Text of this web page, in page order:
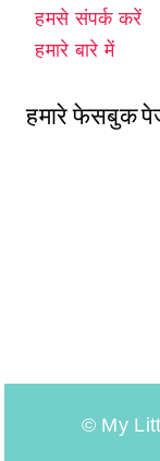
हमसे संपर्क करें
हमारे बारे में
हमारे फेसबुक
© My